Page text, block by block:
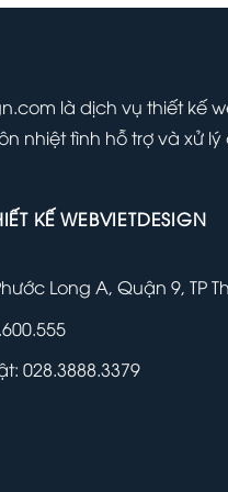
là dịch vụ thiết kế
nhiệt tình hỗ trợ và xử
KẾ WEBVIETDESIGN
Long A, Quận 9, TP
028.3888.3379